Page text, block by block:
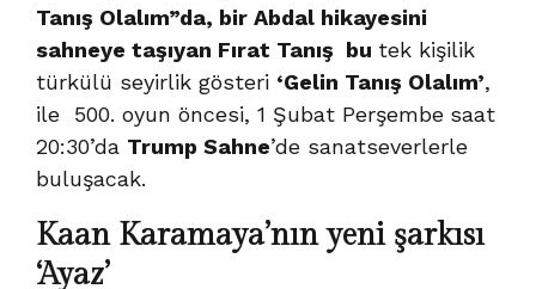
Tanış Olalım”da, bir Abdal hikayesini
sahneye taşıyan Fırat Tanış bu tek kişilik
türkülü seyirlik gösteri ‘Gelin Tanış Olalım’,
ile 500. oyun öncesi, 1 Şubat Perşembe saat
20:30’da Trump Sahne’de sanatseverlerle
buluşacak.
Kaan Karamaya’nın yeni şarkısı
‘Ayaz’